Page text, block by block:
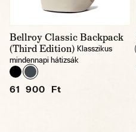
Bellroy Classic Backpack
(Third Edition) Klasszikus
mindennapi hátizsák
61 900 Ft